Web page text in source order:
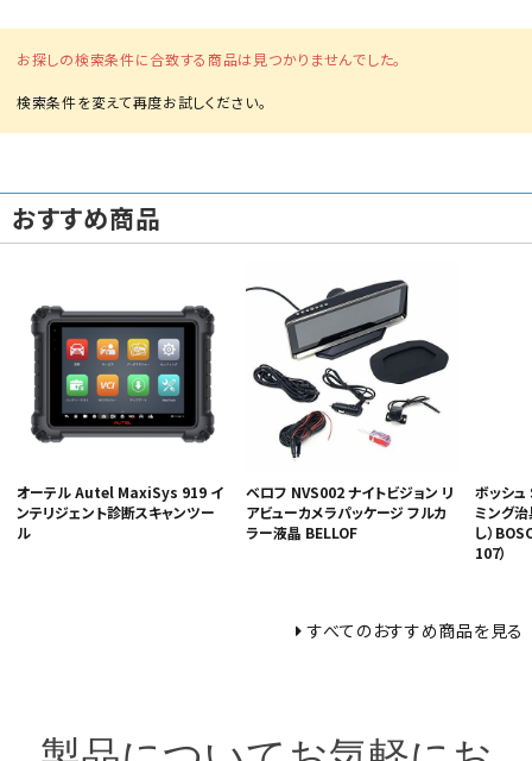
メーカーから選ぶ
ガレージ機器
補助金で購入
お探しの検索条件に合致する商品は見つかりませんでした。
おすすめ商品
オーテル Autel MaxiSys 919 イ
ンテリジェント診断スキャンツー
ル
ベロフ NVS002 ナイトビジョン リ
アビューカメラパッケージ フルカ
ラー液晶 BELLOF
ボッシ
ミング治
し）
107）
すべてのおすすめ商品を見る